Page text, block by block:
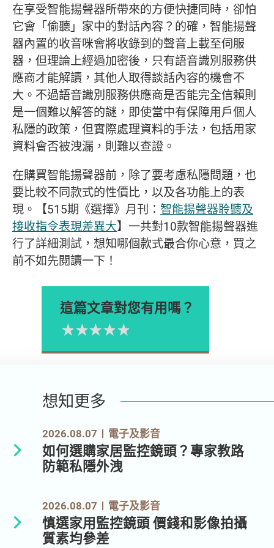
在享受智能揚聲器所帶來的方便快捷同時，卻怕
它會「偷聽」家中的對話內容？的確，智能揚聲
器內置的收音咪會將收錄到的聲音上載至伺服
器，但理論上經過加密後，只有語音識別服務供
應商才能解讀，其他人取得談話內容的機會不
大。不過語音識別服務供應商是否能完全信賴則
是一個難以解答的謎，即使當中有保障用戶個人
私隱的政策，但實際處理資料的手法，包括用家
資料會否被洩漏，則難以查證。
在購買智能揚聲器前，除了要考慮私隱問題，也
要比較不同款式的性價比，以及各功能上的表
現。【515期《選擇》月刊： 智能揚聲器聆聽及
接收指令表現差異大】一共對10款智能揚聲器進
行了詳細測試，想知哪個款式最合你心意，買之
前不如先閱讀一下！
這篇文章對您有用嗎？
Please rate
4星
3星
2星
1星
想知更多
2026.08.07 電子及影音
如何選購家居監控鏡頭？專家教路
防範私隱外洩
2026.08.07 電子及影音
慎選家用監控鏡頭 價錢和影像拍攝
質素均參差